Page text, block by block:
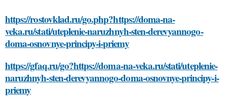
https://rostovklad.ru/go.php?https://doma-na-
veka.ru/stati/uteplenie-naruzhnyh-sten-derevyannogo-
doma-osnovnye-principy-i-priemy
https://gfaq.ru/go?https://doma-na-veka.ru/stati/uteplenie-
naruzhnyh-sten-derevyannogo-doma-osnovnye-principy-i-
priemy